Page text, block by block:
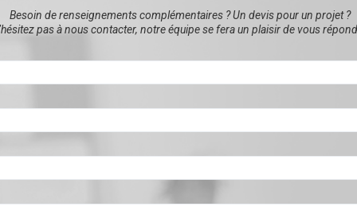
Besoin de renseignements complémentaires ? Un devis pour un projet ?
pas à nous contacter, notre équipe se fera un plaisir de vous